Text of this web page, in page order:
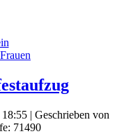
| Geschrieben von
71490